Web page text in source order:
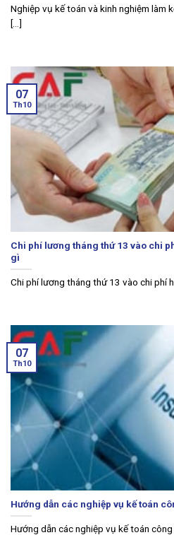
Nghiệp vụ kế toán và kinh nghiệm làm
[...]
Chi phí lương tháng thứ 13 vào chi
gì
Chi phí lương tháng thứ 13 vào chi phí
07
Th10
Hướng dẫn các nghiệp vụ kế toán
Hướng dẫn các nghiệp vụ kế toán
07
Th10